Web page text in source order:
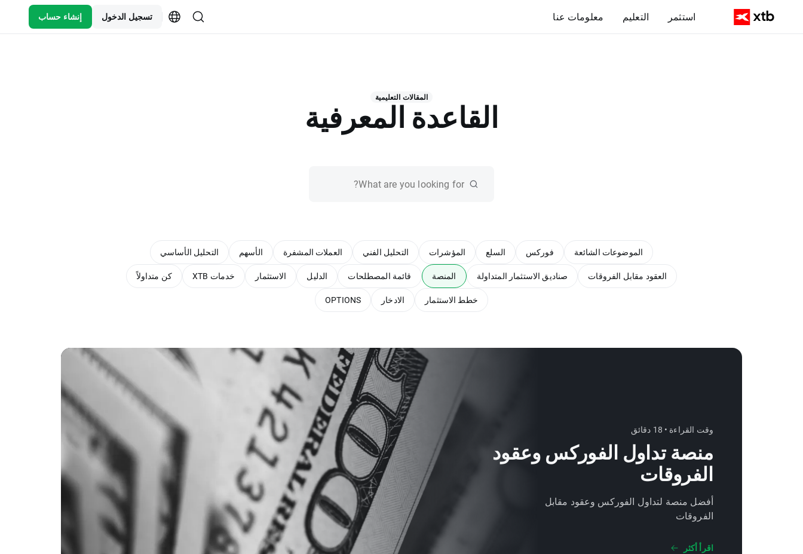
استثمر التعليم معلومات عنا تسجيل الدخول إنشاء حساب
المقالات التعليمية
القاعدة المعرفية
الموضوعات الشائعة فوركس السلع المؤشرات التحليل الفني العملات المشفرة الأسهم التحليل الأساسي
العقود مقابل الفروقات صناديق الاستثمار المتداولة المنصة قائمة المصطلحات الدليل الاستثمار خدمات XTB كن متداولاً
خطط الاستثمار الادخار OPTIONS
وقت القراءة • 18 دقائق
منصة تداول الفوركس وعقود
الفروقات
أفضل منصة لتداول الفوركس وعقود مقابل
الفروقات
اقرأ أكثر